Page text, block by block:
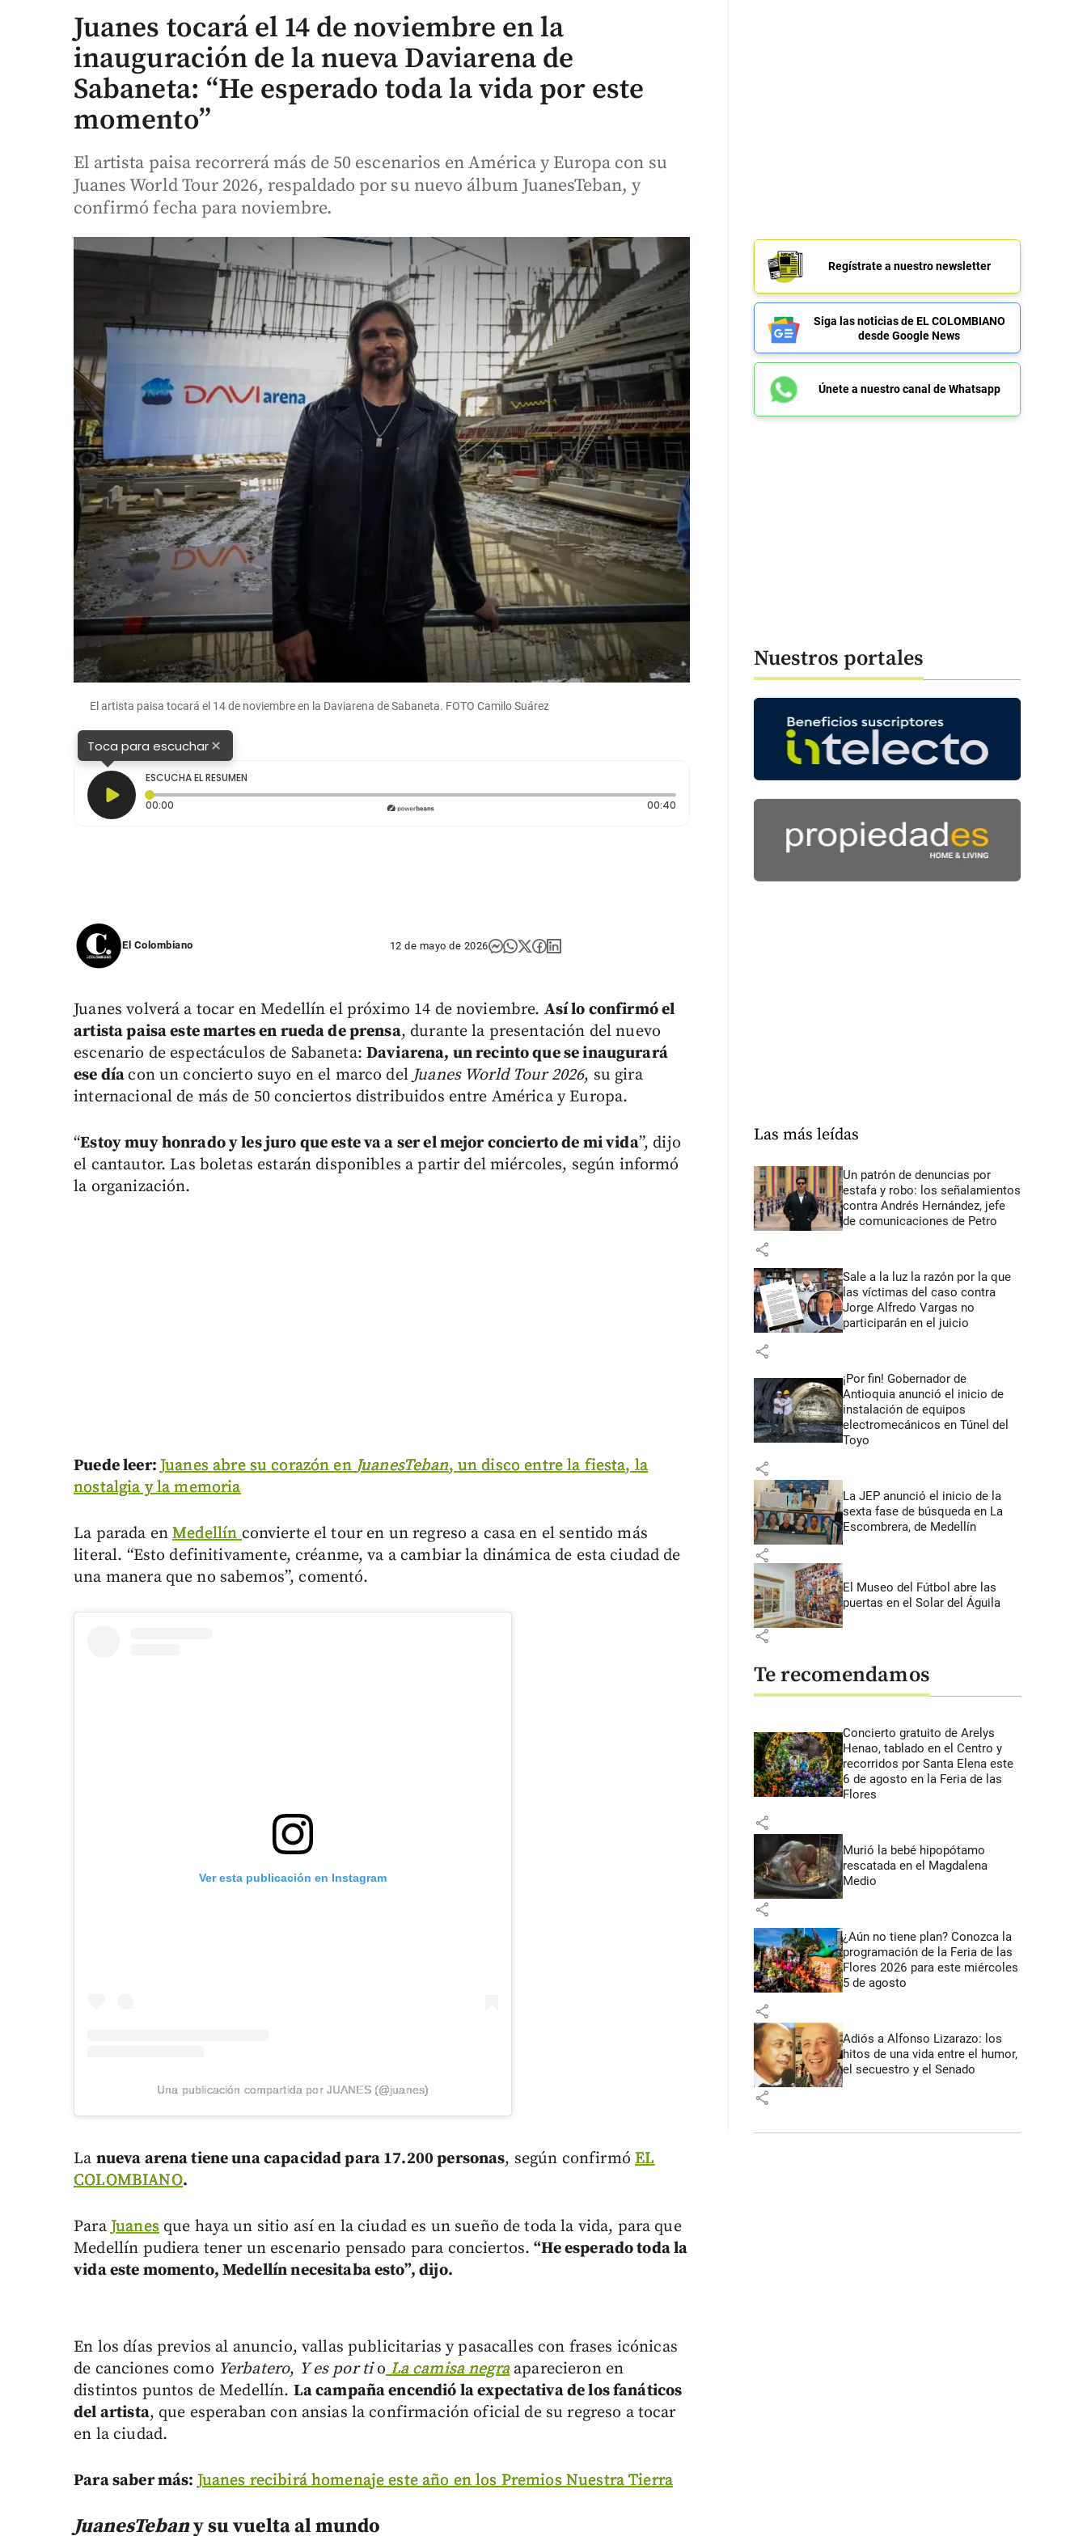
Juanes tocará el 14 de noviembre en la
inauguración de la nueva Daviarena de
Sabaneta: “He esperado toda la vida por este
momento”
El artista paisa recorrerá más de 50 escenarios en América y Europa con su
Juanes World Tour 2026, respaldado por su nuevo álbum JuanesTeban, y
confirmó fecha para noviembre.
El artista paisa tocará el 14 de noviembre en la Daviarena de Sabaneta. FOTO Camilo Suárez
Toca para escuchar×
ESCUCHA EL RESUMEN
00:00
00:40Duración: 40 segundos
El Colombiano 12 de mayo de 2026
Juanes volverá a tocar en Medellín el próximo 14 de noviembre. Así lo confirmó el
artista paisa este martes en rueda de prensa, durante la presentación del nuevo
escenario de espectáculos de Sabaneta:Daviarena, un recinto que se inaugurará
ese díacon un concierto suyo en el marco delJuanes World Tour 2026, su gira
internacional de más de 50 conciertos distribuidos entre América y Europa.
“Estoy muy honrado y les juro que este va a ser el mejor concierto de mi vida”, dijo
el cantautor. Las boletas estarán disponibles a partir del miércoles, según informó
la organización.
Puede leer:Juanes abre su corazón enJuanesTeban, un disco entre la fiesta, la
nostalgia y la memoria
La parada enMedellínconvierte el tour en un regreso a casa en el sentido más
literal. “Esto definitivamente, créanme, va a cambiar la dinámica de esta ciudad de
una manera que no sabemos”, comentó.
Ver esta publicación en Instagram
Una publicación compartida por JUANES (@juanes)
La nueva arena tiene una capacidad para 17.200 personas, según confirmóEL
COLOMBIANO.
Para Juanes que haya un sitio así en la ciudad es un sueño de toda la vida, para que
Medellín pudiera tener un escenario pensado para conciertos.“He esperado toda la
vida este momento, Medellín necesitaba esto”, dijo.
En los días previos al anuncio, vallas publicitarias y pasacalles con frases icónicas
de canciones como Yerbatero, Y es por tio La camisa negra aparecieron en
distintos puntos de Medellín. La campaña encendió la expectativa de los fanáticos
del artista, que esperaban con ansias la confirmación oficial de su regreso a tocar
en la ciudad.
Para saber más: Juanes recibirá homenaje este año en los Premios Nuestra Tierra
JuanesTebany su vuelta al mundo
Regístrate a nuestro newsletter
Siga las noticias de EL COLOMBIANO
desde Google News
Únete a nuestro canal de Whatsapp
Nuestros portales
Las más leídas
Un patrón de denuncias por
estafa y robo: los señalamientos
contra Andrés Hernández, jefe
de comunicaciones de Petro
share
Sale a la luz la razón por la que
las víctimas del caso contra
Jorge Alfredo Vargas no
participarán en el juicio
share
¡Por fin! Gobernador de
Antioquia anunció el inicio de
instalación de equipos
electromecánicos en Túnel del
Toyo
share
La JEP anunció el inicio de la
sexta fase de búsqueda en La
Escombrera, de Medellín
share
El Museo del Fútbol abre las
puertas en el Solar del Águila
share
Te recomendamos
Concierto gratuito de Arelys
Henao, tablado en el Centro y
recorridos por Santa Elena este
6 de agosto en la Feria de las
Flores
share
Murió la bebé hipopótamo
rescatada en el Magdalena
Medio
share
¿Aún no tiene plan? Conozca la
programación de la Feria de las
Flores 2026 para este miércoles
5 de agosto
share
Adiós a Alfonso Lizarazo: los
hitos de una vida entre el humor,
el secuestro y el Senado
share